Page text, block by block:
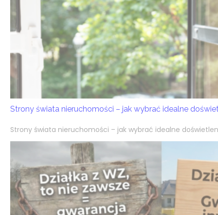
Strony świata nieruchomości – jak wybrać idealne
Strony świata nieruchomości – jak wybrać idealne